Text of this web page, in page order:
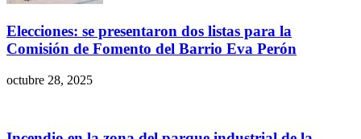
Elecciones: se presentaron dos listas para la
Comisión de Fomento del Barrio Eva Perón
octubre 28, 2025